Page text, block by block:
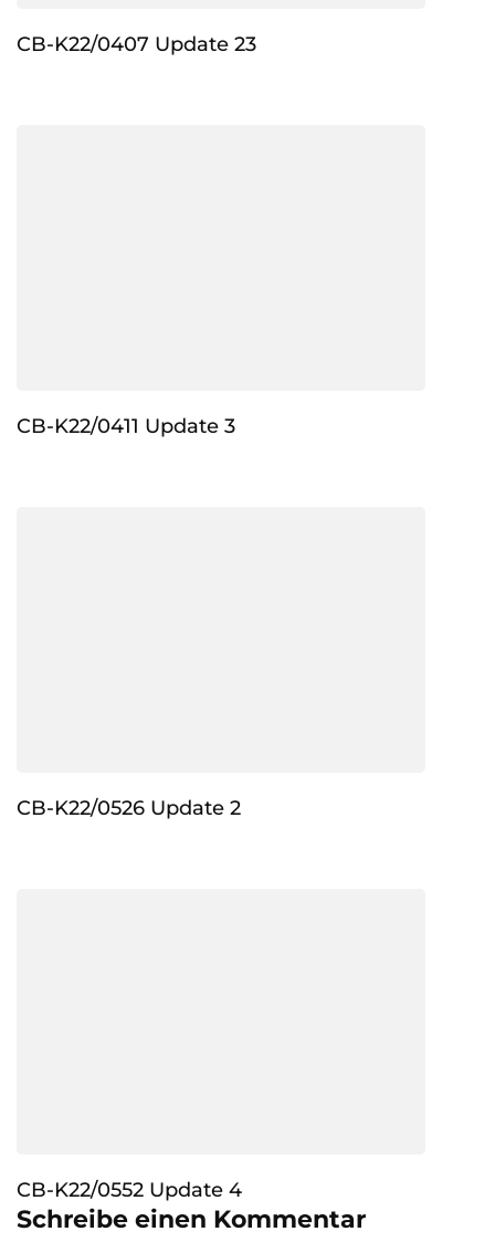
CB-K22/0407 Update 23
CB-K22/0411 Update 3
CB-K22/0526 Update 2
CB-K22/0552 Update 4
Schreibe einen Kommentar